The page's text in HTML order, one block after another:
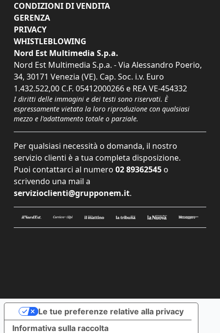
CONDIZIONI DI VENDITA
GERENZA
PRIVACY
WHISTLEBLOWING
Nord Est Multimedia S.p.a.
Nord Est Multimedia S.p.a. - Via Alessandro Poerio,
34, 30171 Venezia (VE). Cap. Soc. i.v. Euro
1.432.522,00 C.F. 05412000266 e REA VE-454332
I diritti delle immagini e dei testi sono riservati. È
espressamente vietata la loro riproduzione con qualsiasi
mezzo e l'adattamento totale o parziale.
Per qualsiasi necessità o domanda, il nostro
servizio clienti è a tua completa disposizione.
Puoi contattarci al numero 02 89362545 o
scrivendo una mail a
servizioclienti@grupponem.it.
Informativa sulla raccolta
Le tue preferenze relative alla privacy